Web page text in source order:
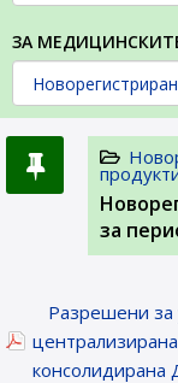
ЗА
за
Разрешени за
консолидирана